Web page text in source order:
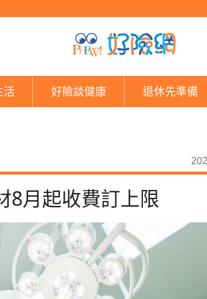
醫療
活 好險談健康 退休先準備
8月起收費訂上限